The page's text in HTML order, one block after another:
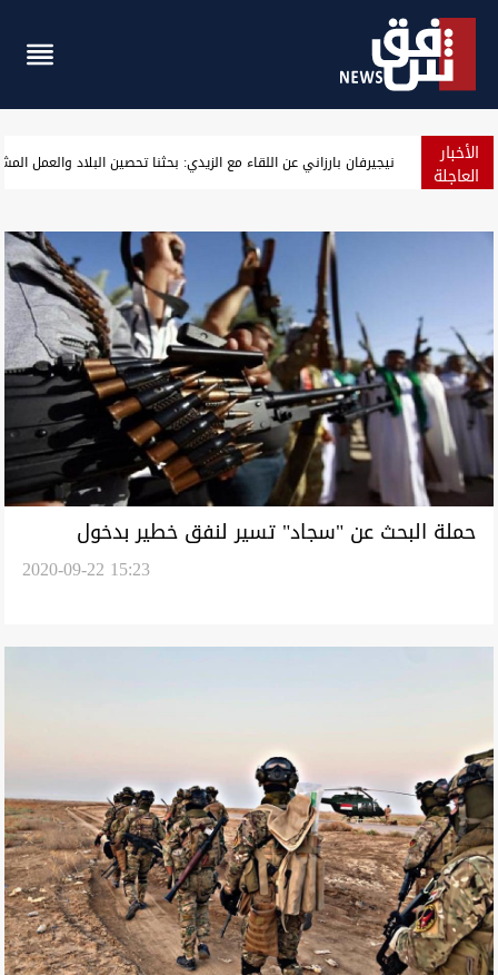
الأخبار
العاجلة ارتفاع أسعار النفط مع ترقب نتائج المحادثات الأميركية الإيرانية
حملة البحث عن "سجاد" تسير لنفق خطير بدخول
2020-09-22 15:23